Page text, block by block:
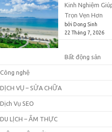
Kinh Nghiệm
Trọn Vẹn Hơn
bởi Dong Sinh
22 Tháng 7, 2026
Bất động sản
Công nghệ
DỊCH VỤ – SỬA CHỮA
Dịch Vụ SEO
DU LỊCH – ẨM THỰC